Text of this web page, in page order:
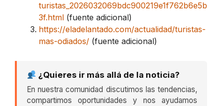
turistas_2026032069bdc900219e1f762b6e5b
3f.html (fuente adicional)
https://eladelantado.com/actualidad/turistas-
mas-odiados/ (fuente adicional)
¿Quieres ir más allá de la noticia?
En nuestra comunidad discutimos las tendencias,
compartimos oportunidades y nos ayudamos